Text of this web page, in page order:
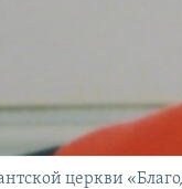
церкви